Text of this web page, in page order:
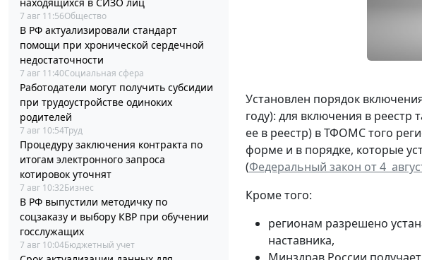
7 авг 11:56Общество
В РФ актуализировали стандарт
помощи при хронической сердечной
недостаточности
7 авг 11:40Социальная сфера
Работодатели могут получить субсидии
при трудоустройстве одиноких
родителей
7 авг 10:54Труд
Процедуру заключения контракта по
итогам электронного запроса
котировок уточнят
7 авг 10:32Бизнес
В РФ выпустили методичку по
соцзаказу и выбору КВР при обучении
госслужащих
7 авг 10:04Бюджетный учет
Установлен порядок
году): для включения в
ее в реестр) в ТФОМС того
форме и в порядке, которые
(Федеральный закон от 4
Кроме того:
регионам разрешено
наставника,